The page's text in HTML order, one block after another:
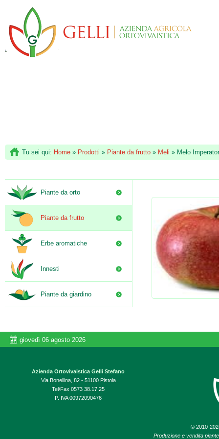
Tu sei qui: Home » Prodotti » Piante da frutto » Meli » Melo
Piante da orto
Piante da frutto
Erbe aromatiche
Innesti
Piante da giardino
giovedì 06 agosto 2026
Azienda Ortovivaistica Gelli Stefano
Via Bonellina, 82 - 51100 Pistoia
Tel/Fax 0573 38.17.25
P. IVA 00972090476
© 2010-
Produzione e vendita